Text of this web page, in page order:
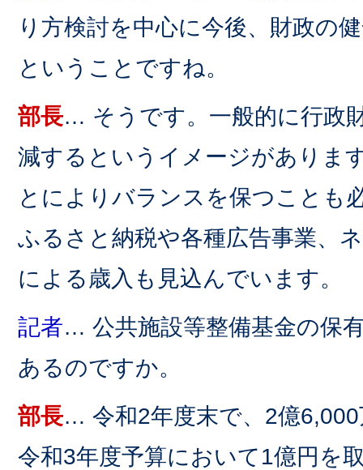
り方検討を中心に今後、財政の
ということですね。
部長… そうです。一般的に行政
減するというイメージがありま
とによりバランスを保つことも
ふるさと納税や各種広告事業、
による歳入も見込んでいます。
記者… 公共施設等整備基金の保
あるのですか。
部長… 令和2年度末で、2億
令和3年度予算において1億円を